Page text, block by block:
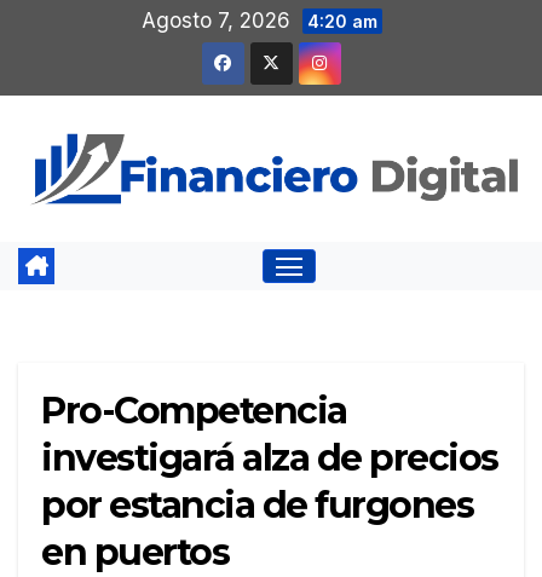
contenido
Agosto 7, 2026 4:20 am
Pro-Competencia
investigará alza de precios
por estancia de furgones
en puertos